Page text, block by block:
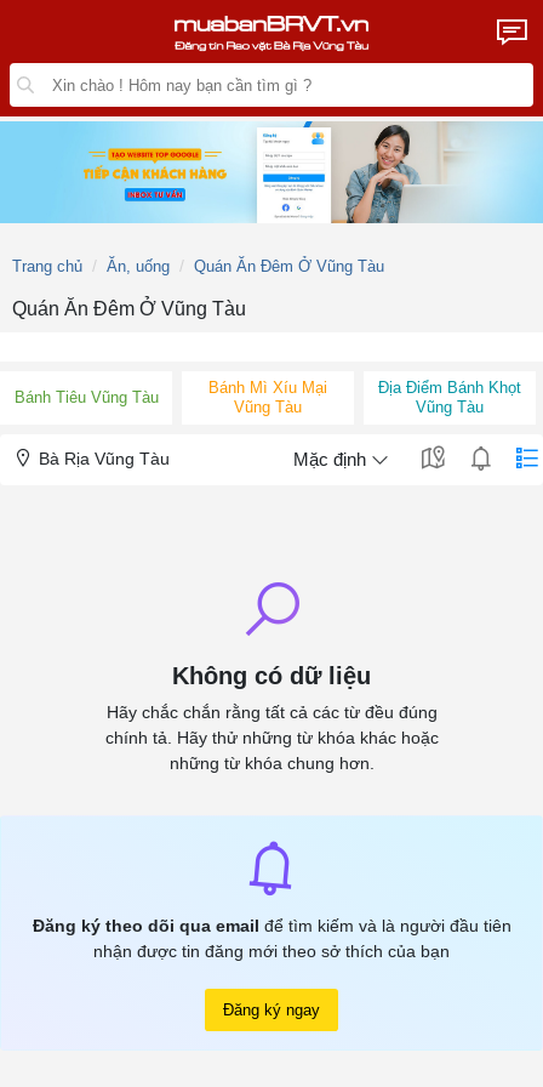
Trang chủ Ăn, uống Quán Ăn Đêm Ở Vũng Tàu
Quán Ăn Đêm Ở Vũng Tàu
Bánh Tiêu Vũng Tàu
Bánh Mì Xíu Mại
Vũng Tàu
Địa Điểm Bánh Khọt
Vũng Tàu
Bà Rịa Vũng Tàu Mặc định
Không có dữ liệu
Hãy chắc chắn rằng tất cả các từ đều đúng
chính tả. Hãy thử những từ khóa khác hoặc
những từ khóa chung hơn.
Đăng ký theo dõi qua email để tìm kiếm và là người đầu tiên
nhận được tin đăng mới theo sở thích của bạn
Đăng ký ngay